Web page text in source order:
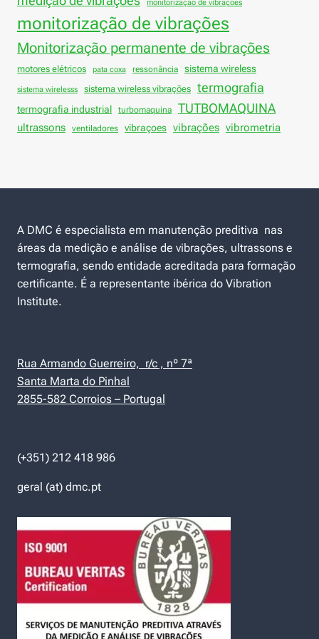
monitorizaçao de vibraçoes
monitorização de vibrações
Monitorização permanente de vibrações
motores elétricos pata coxa ressonância sistema wireless
sistema wirelesss sistema wireless vibrações termografia
termografia industrial turbomaquina TUTBOMAQUINA
ultrassons ventiladores vibraçoes vibrações vibrometria
A DMC é especialista em manutenção preditiva nas
áreas da medição e análise de vibrações, ultrassons e
termografia, sendo entidade acreditada para formação
certificante. É a representante ibérica do Vibration
Institute.
Rua Armando Guerreiro, r/c , nº 7ª
Santa Marta do Pinhal
2855-582 Corroios – Portugal
(+351) 212 418 986
geral (at) dmc.pt